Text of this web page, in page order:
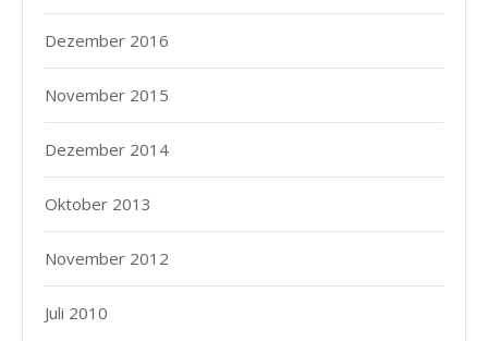
Dezember 2016
November 2015
Dezember 2014
Oktober 2013
November 2012
Juli 2010